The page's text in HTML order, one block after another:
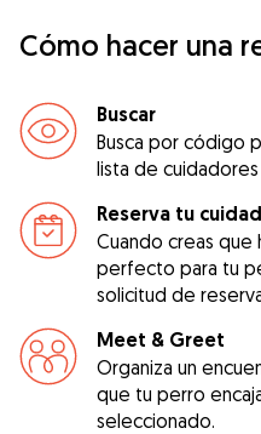
Cómo hacer una
Buscar
Busca por código
lista de
Reserva tu
Cuando creas que
perfecto para tu
solicitud de
Meet & Greet
Organiza un
que tu perro
seleccionado.